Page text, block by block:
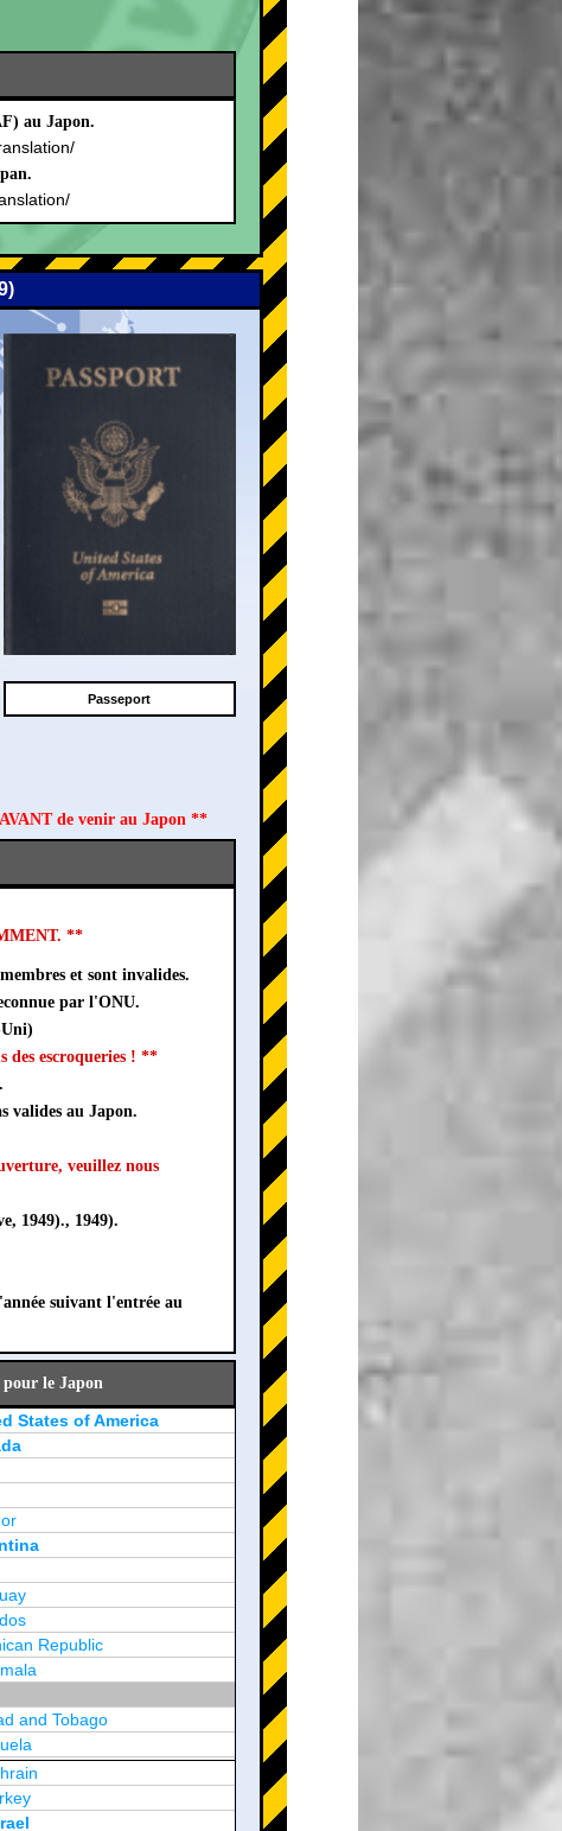
au Japon.
Passeport
de venir au Japon **
**
et sont invalides.
par l'ONU.
des escroqueries ! **
valides au Japon.
veuillez nous
1949)., 1949).
suivant l'entrée au
le Japon
States of America
Republic
and Tobago